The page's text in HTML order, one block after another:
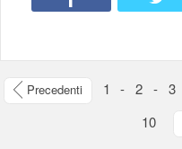
Precedenti 1 - 2 - 3
10